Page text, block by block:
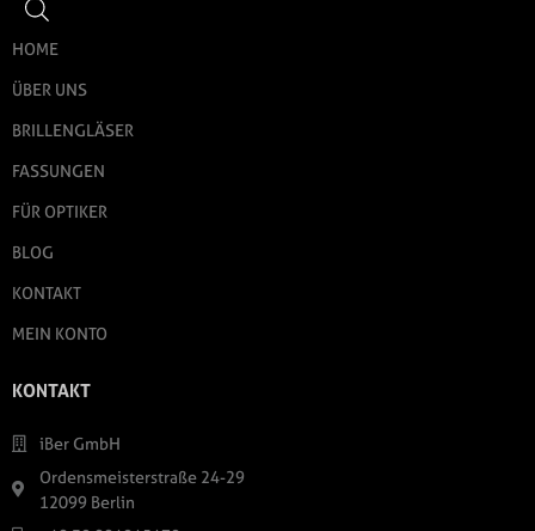
HOME
ÜBER UNS
BRILLENGLÄSER
FASSUNGEN
FÜR OPTIKER
BLOG
KONTAKT
MEIN KONTO
KONTAKT
iBer GmbH
Ordensmeisterstraße 24-29
12099 Berlin